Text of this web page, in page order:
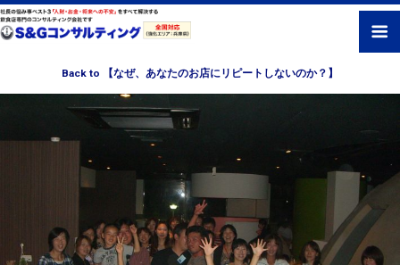
Back to 【なぜ、あなたのお店にリピートしないのか？】